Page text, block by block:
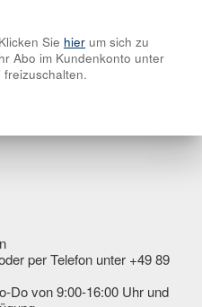
Sie hier um sich zu
Abo im Kundenkonto unter
per Telefon unter +49 89
Do von 9:00-16:00 Uhr und